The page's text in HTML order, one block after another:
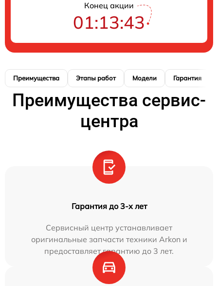
Конец акции
01:13:42
Преимущества Этапы работ Модели Гарантия
Преимущества сервис-
центра
Гарантия до 3-х лет
Сервисный центр устанавливает
оригинальные запчасти техники Arkon и
предоставляет гарантию до 3 лет.